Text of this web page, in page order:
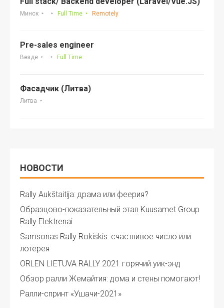
Минск Full Time Remotely
Pre-sales engineer
Везде Full Time
Фасадчик (Литва)
Литва
НОВОСТИ
Rally Aukštaitija: драма или феерия?
Образцово-показательный этап Kuusamet Group
Rally Elektrenai
Samsonas Rally Rokiskis: счастливое число или
лотерея
ORLEN LIETUVA RALLY 2021 горячий уик-энд
Обзор ралли Жемайтия: дома и стены помогают!
Ралли-спринт «Ушачи-2021»